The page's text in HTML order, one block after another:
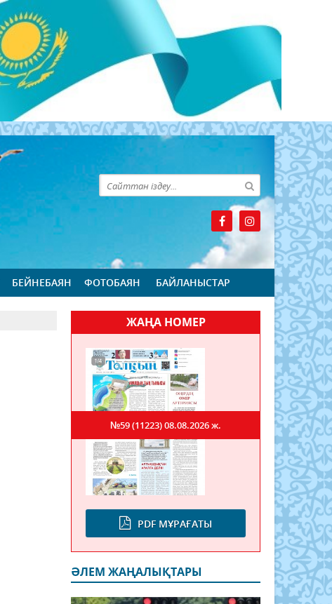
БЕЙНЕБАЯН ФОТОБАЯН БАЙЛАНЫСТАР
ЖАҢА НОМЕР
PDF МҰРАҒАТЫ
№59 (11223)08.08.2026 ж.
ӘЛЕМ ЖАҢАЛЫҚТАРЫ